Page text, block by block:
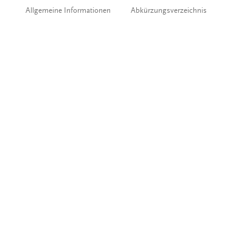
Allgemeine Informationen Abkürzungsverzeichnis